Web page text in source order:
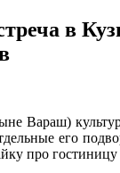
в
Вараш)
его
про